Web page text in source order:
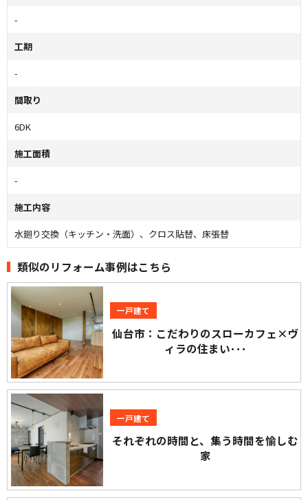
-
工期
-
間取り
6DK
施工面積
-
施工内容
水廻り交換（キッチン・洗面）、クロス貼替、床張替
類似のリフォーム事例はこちら
一戸建て
仙台市：こだわりのスローカフェ×ヴ
ィラの住まい･･･
一戸建て
それぞれの時間と、集う時間を愉しむ
家